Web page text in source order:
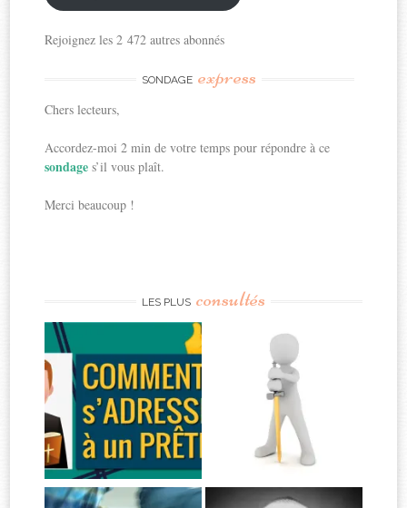
Rejoignez les 2 472 autres abonnés
SONDAGE express
Chers lecteurs,
Accordez-moi 2 min de votre temps pour répondre à ce
sondages’il vous plaît.
Merci beaucoup !
LES PLUS consultés